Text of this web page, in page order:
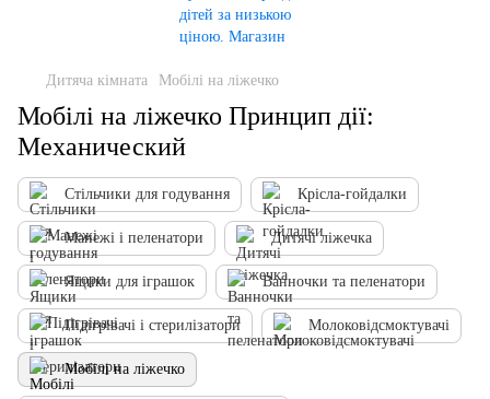
Дитяча кімната Мобілі на ліжечко
Мобілі на ліжечко Принцип дії:
Механический
Стільчики для годування Крісла-гойдалки
Манежі і пеленатори Дитячі ліжечка
Ящики для іграшок Ванночки та пеленатори
Підігрівачі і стерилізатори Молоковідсмоктувачі
Мобілі на ліжечко